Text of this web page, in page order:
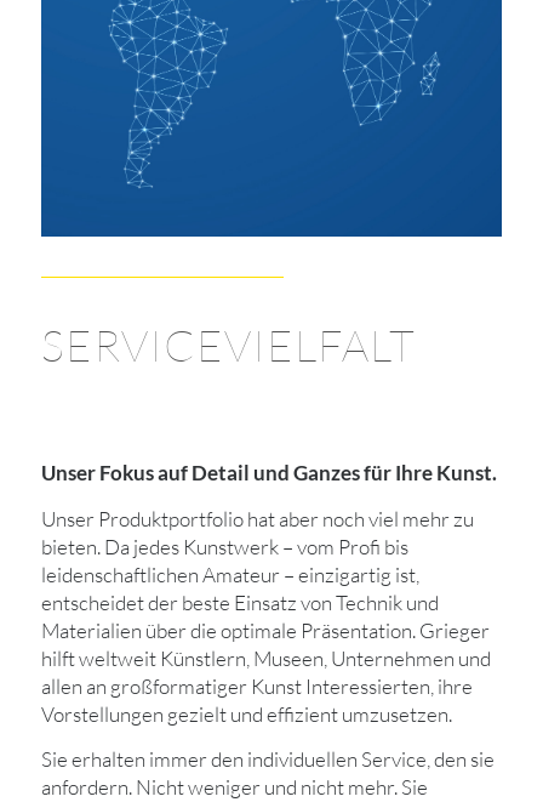
SERVICEVIELFALT
Unser Fokus auf Detail und Ganzes für Ihre Kunst.
Unser Produktportfolio hat aber noch viel mehr zu
bieten. Da jedes Kunstwerk – vom Profi bis
leidenschaftlichen Amateur – einzigartig ist,
entscheidet der beste Einsatz von Technik und
Materialien über die optimale Präsentation. Grieger
hilft weltweit Künstlern, Museen, Unternehmen und
allen an großformatiger Kunst Interessierten, ihre
Vorstellungen gezielt und effizient umzusetzen.
Sie erhalten immer den individuellen Service, den sie
anfordern. Nicht weniger und nicht mehr. Sie